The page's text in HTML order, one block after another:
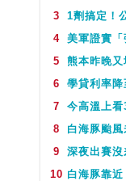
3
1劑搞定！公費肺鏈疫苗8月10日
4 美軍證實「強力回應」伊朗飛彈襲擊
5
熊本昨晚又地震 規模5.8深度
6
學貸利率降至0.775％！台銀8
7
今高溫上看36度 白海豚颱
8
白海豚颱風未來路徑曝 今
9
深夜出賽沒差！台北羽球公開賽首輪
10 白海豚靠近！ 國籍航